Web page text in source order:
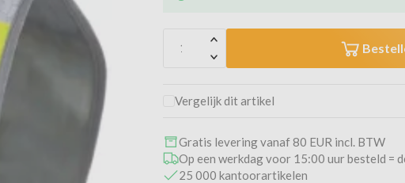
Vergelijk dit artikel
Gratis levering vanaf 80 EUR incl. BTW
Op een werkdag voor 15:00 uur besteld =
25 000 kantoorartikelen